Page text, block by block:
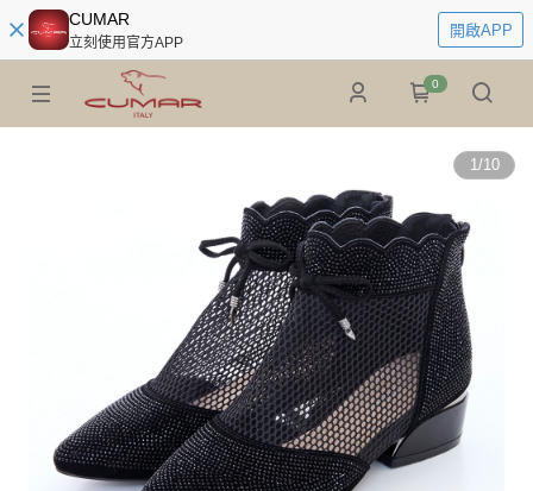
CUMAR
立刻使用官方APP
開啟APP
0
1/10